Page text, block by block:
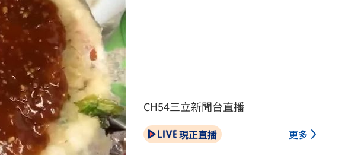
CH54三立新聞台直播
現正直播 更多